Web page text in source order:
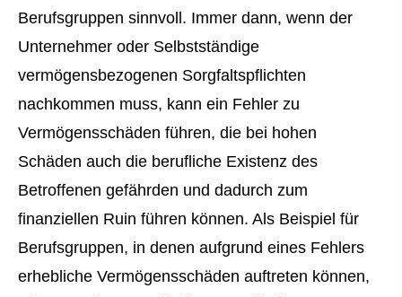
Berufsgruppen sinnvoll. Immer dann, wenn der
Unternehmer oder Selbstständige
vermögensbezogenen Sorgfaltspflichten
nachkommen muss, kann ein Fehler zu
Vermögensschäden führen, die bei hohen
Schäden auch die berufliche Existenz des
Betroffenen gefährden und dadurch zum
finanziellen Ruin führen können. Als Beispiel für
Berufsgruppen, in denen aufgrund eines Fehlers
erhebliche Vermögensschäden auftreten können,